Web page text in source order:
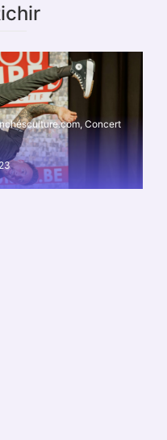
, Concert